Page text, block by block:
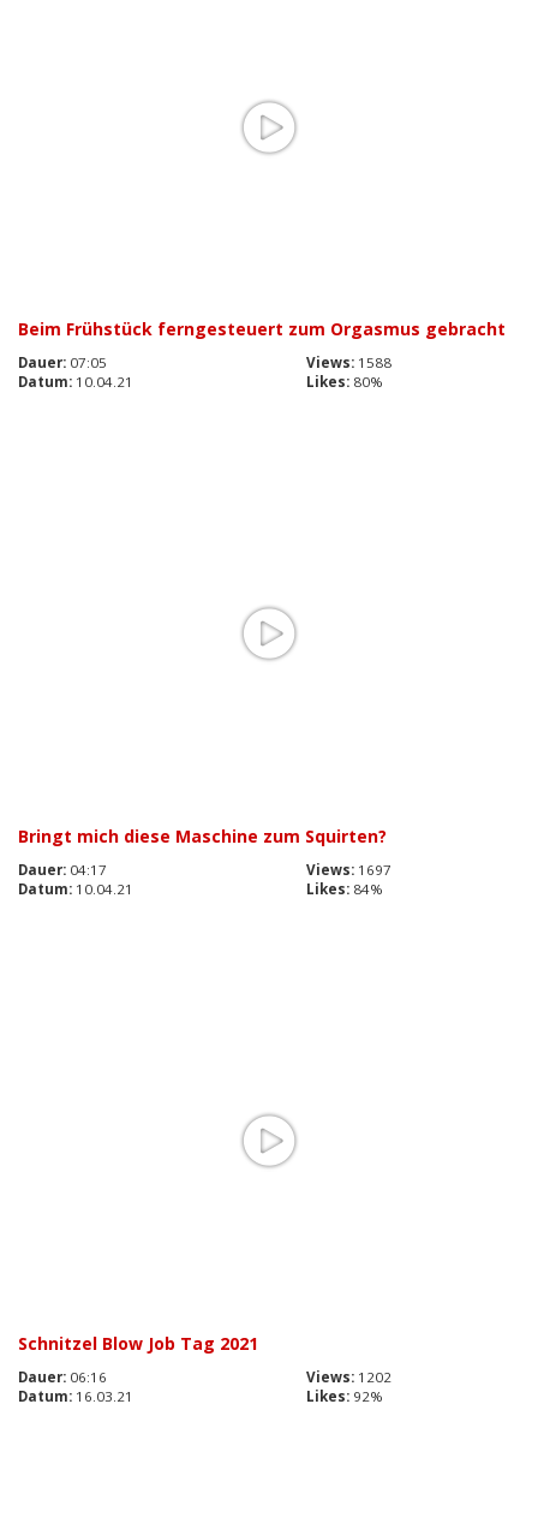
Beim Frühstück ferngesteuert zum Orgasmus gebracht
Dauer: 07:05 Views: 1588
Datum: 10.04.21 Likes: 80%
Bringt mich diese Maschine zum Squirten?
Dauer: 04:17 Views: 1697
Datum: 10.04.21 Likes: 84%
Schnitzel Blow Job Tag 2021
Dauer: 06:16 Views: 1202
Datum: 16.03.21 Likes: 92%